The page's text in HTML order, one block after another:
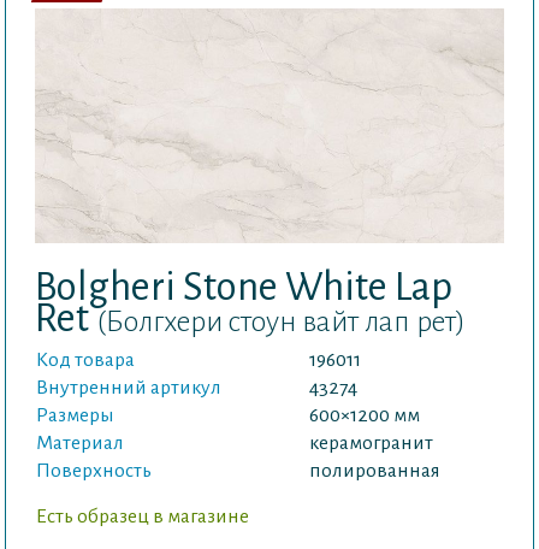
Bolgheri Stone White Lap
Ret(Болгхери стоун вайт лап рет)
Код товара
196011
Внутренний артикул
43274
Размеры
600×1200 мм
Материал
керамогранит
Поверхность
полированная
Есть образец в магазине